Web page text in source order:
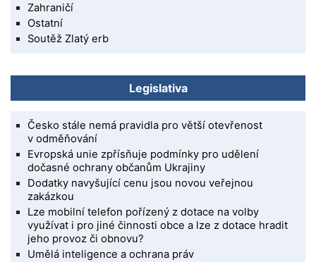
Zahraničí
Ostatní
Soutěž Zlatý erb
Legislativa
Česko stále nemá pravidla pro větší otevřenost
v odměňování
Evropská unie zpřísňuje podmínky pro udělení
dočasné ochrany občanům Ukrajiny
Dodatky navyšující cenu jsou novou veřejnou
zakázkou
Lze mobilní telefon pořízený z dotace na volby
využívat i pro jiné činnosti obce a lze z dotace hradit
jeho provoz či obnovu?
Umělá inteligence a ochrana práv